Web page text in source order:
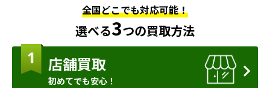
全国どこでも対応可能！
選べる3つの買取方法
店舗買取
初めてでも安心！